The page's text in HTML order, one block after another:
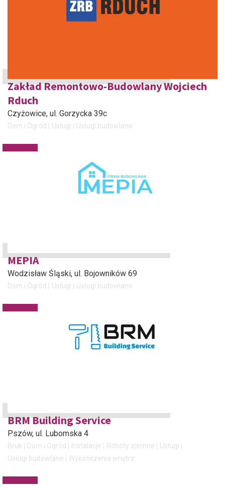
Zakład Remontowo-Budowlany Wojciech
Rduch
Czyżowice, ul. Gorzycka 39c
Dom i Ogród Usługi Usługi budowlane
MEPIA
Wodzisław Śląski, ul. Bojowników 69
Dom i Ogród Usługi Usługi budowlane
BRM Building Service
Pszów, ul. Lubomska 4
Bruk Dom i Ogród Instalacje Roboty ziemne
Usługi
Usługi budowlane
Wykończenia wnętrz